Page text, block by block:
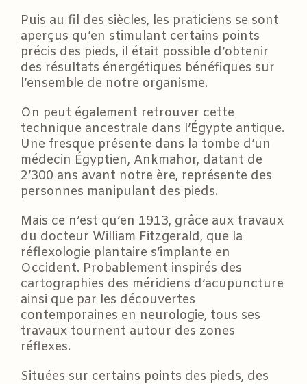
Puis au fil des siècles, les praticiens se sont
aperçus qu’en stimulant certains points
précis des pieds, il était possible d’obtenir
des résultats énergétiques bénéfiques sur
l’ensemble de notre organisme.
On peut également retrouver cette
technique ancestrale dans l’Égypte antique.
Une fresque présente dans la tombe d’un
médecin Égyptien, Ankmahor, datant de
2’300 ans avant notre ère, représente des
personnes manipulant des pieds.
Mais ce n’est qu’en 1913, grâce aux travaux
du docteur William Fitzgerald, que la
réflexologie plantaire s’implante en
Occident. Probablement inspirés des
cartographies des méridiens d’acupuncture
ainsi que par les découvertes
contemporaines en neurologie, tous ses
travaux tournent autour des zones
réflexes.
Situées sur certains points des pieds, des